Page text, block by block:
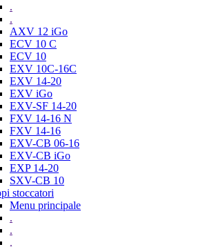
.
.
AXV 12 iGo
ECV 10 C
ECV 10
EXV 10C-16C
EXV 14-20
EXV iGo
EXV-SF 14-20
FXV 14-16 N
FXV 14-16
EXV-CB 06-16
EXV-CB iGo
EXP 14-20
SXV-CB 10
stoccatori
Menu principale
.
.
.